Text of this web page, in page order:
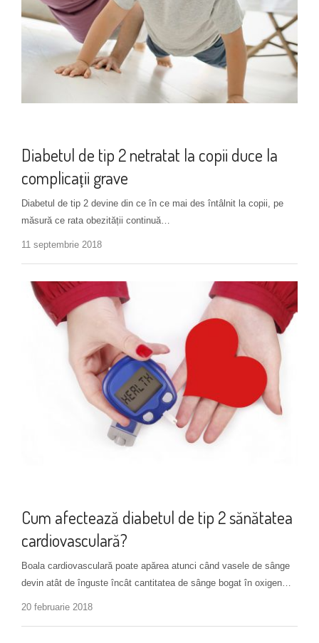
Diabetul de tip 2 netratat la copii duce la
complicații grave
Diabetul de tip 2 devine din ce în ce mai des întâlnit la copii, pe
măsură ce rata obezității continuă…
11 septembrie 2018
Cum afectează diabetul de tip 2 sănătatea
cardiovasculară?
Boala cardiovasculară poate apărea atunci când vasele de sânge
devin atât de înguste încât cantitatea de sânge bogat în oxigen…
20 februarie 2018